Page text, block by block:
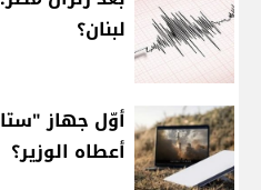
لبنان؟
أوّل جهاز
أعطاه الوزير؟